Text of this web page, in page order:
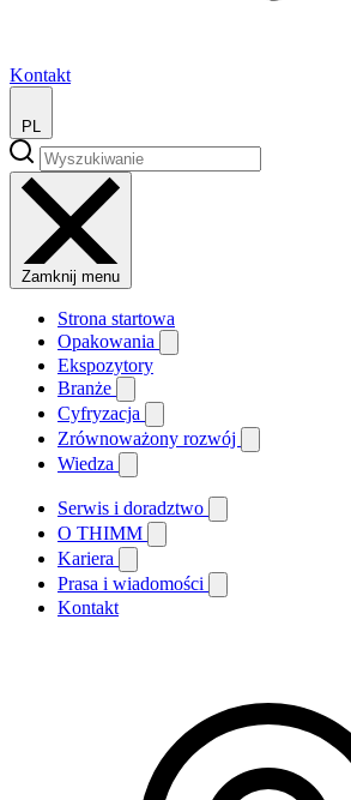
Kontakt
PL
Zamknij menu
Strona startowa
Opakowania
Ekspozytory
Branże
Cyfryzacja
Zrównoważony rozwój
Wiedza
Serwis i doradztwo
O THIMM
Kariera
Prasa i wiadomości
Kontakt